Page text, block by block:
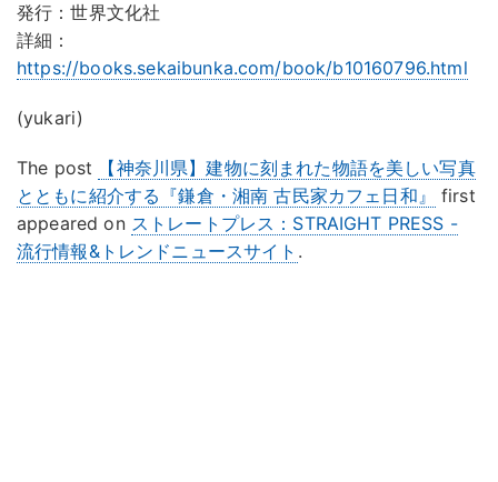
発行：世界文化社
詳細：
https://books.sekaibunka.com/book/b10160796.html
(yukari)
The post
【神奈川県】建物に刻まれた物語を美しい写真
とともに紹介する『鎌倉・湘南 古民家カフェ日和』
first
appeared on ストレートプレス：STRAIGHT PRESS -
流行情報&トレンドニュースサイト .